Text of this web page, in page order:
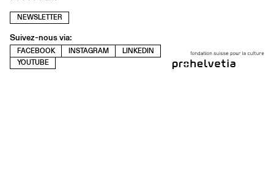
NEWSLETTER
Suivez-nous via:
FACEBOOK INSTAGRAM
LINKEDIN
YOUTUBE